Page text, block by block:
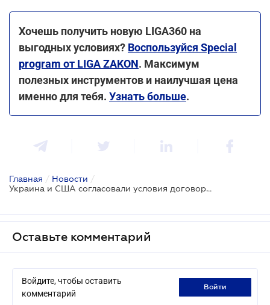
Хочешь получить новую LIGA360 на
выгодных условиях? Воспользуйся Special
program от LIGA ZAKON. Максимум
полезных инструментов и наилучшая цена
именно для тебя. Узнать больше.
Главная / Новости /
Украина и США согласовали условия договора о полезных ископаемых
Оставьте комментарий
Войдите, чтобы оставить
комментарий
войти